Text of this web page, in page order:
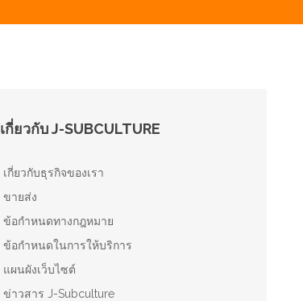
เกี่ยวกับ J-SUBCULTURE
เกี่ยวกับธุรกิจของเรา
ขายส่ง
ข้อกำหนดทางกฎหมาย
ข้อกำหนดในการให้บริการ
แผนผังเว็บไซต์
ข่าวสาร J-Subculture